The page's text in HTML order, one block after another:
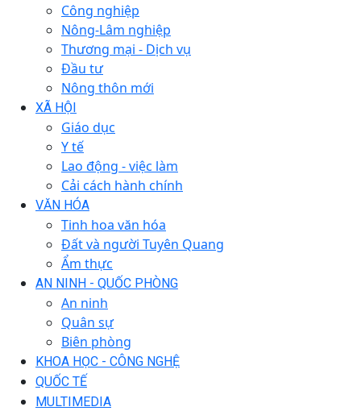
Công nghiệp
Nông-Lâm nghiệp
Thương mại - Dịch vụ
Đầu tư
Nông thôn mới
XÃ HỘI
Giáo dục
Y tế
Lao động - việc làm
Cải cách hành chính
VĂN HÓA
Tinh hoa văn hóa
Đất và người Tuyên Quang
Ẩm thực
AN NINH - QUỐC PHÒNG
An ninh
Quân sự
Biên phòng
KHOA HỌC - CÔNG NGHỆ
QUỐC TẾ
MULTIMEDIA